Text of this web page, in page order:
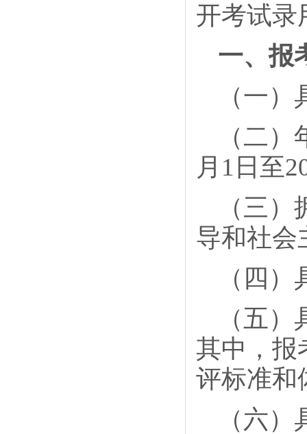
开考试录
一、报
（一
（二
月1日至
（三
导和社会
（四
（五
其中，报
评标准和
（六